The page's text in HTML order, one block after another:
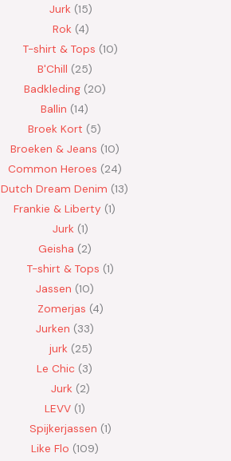
Jurk 15
Rok 4
T-shirt & Tops 10
B'Chill 25
Badkleding 20
Ballin 14
Broek Kort 5
Broeken & Jeans 10
Common Heroes 24
Dutch Dream Denim 13
Frankie & Liberty 1
Jurk 1
Geisha 2
T-shirt & Tops 1
Jassen 10
Zomerjas 4
Jurken 33
jurk 25
Le Chic 3
Jurk 2
LEVV 1
Spijkerjassen 1
Like Flo 109